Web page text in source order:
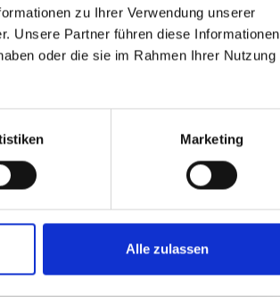
zu Ihrer Verwendung unserer
Unsere Partner führen diese Informationen
oder die sie im Rahmen Ihrer Nutzung
Marketing
Alle zulassen